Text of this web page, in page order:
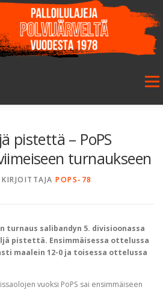
pistettä – PoPS
turnaukseen
KIRJOITTAJA POPS-78
turnaus salibandyn 5. divisioonassa
pistettä. Ensimmäisessa ottelussa
maalein 12-0 ja toisessa ottelussa
vuoksi PoPS sai ensimmäiseen